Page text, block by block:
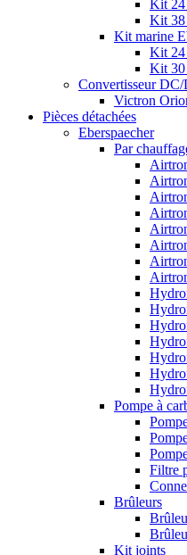
Kit 24
Kit 38
Kit marine
Kit 24
Kit 30
Convertisseur DC/
Victron
Pièces détachées
Eberspaecher
Par
Pompe à
Filtre
Brûleurs
Kit joints